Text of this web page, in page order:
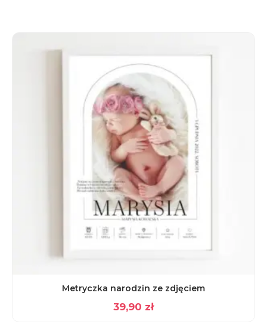
Metryczka narodzin ze zdjęciem
39,90 zł